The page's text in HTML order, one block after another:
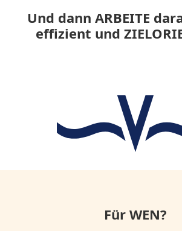
Und dann ARBEITE
effizient und
Für WEN?